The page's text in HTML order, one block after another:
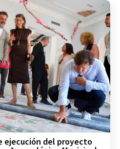
ejecución del proyecto